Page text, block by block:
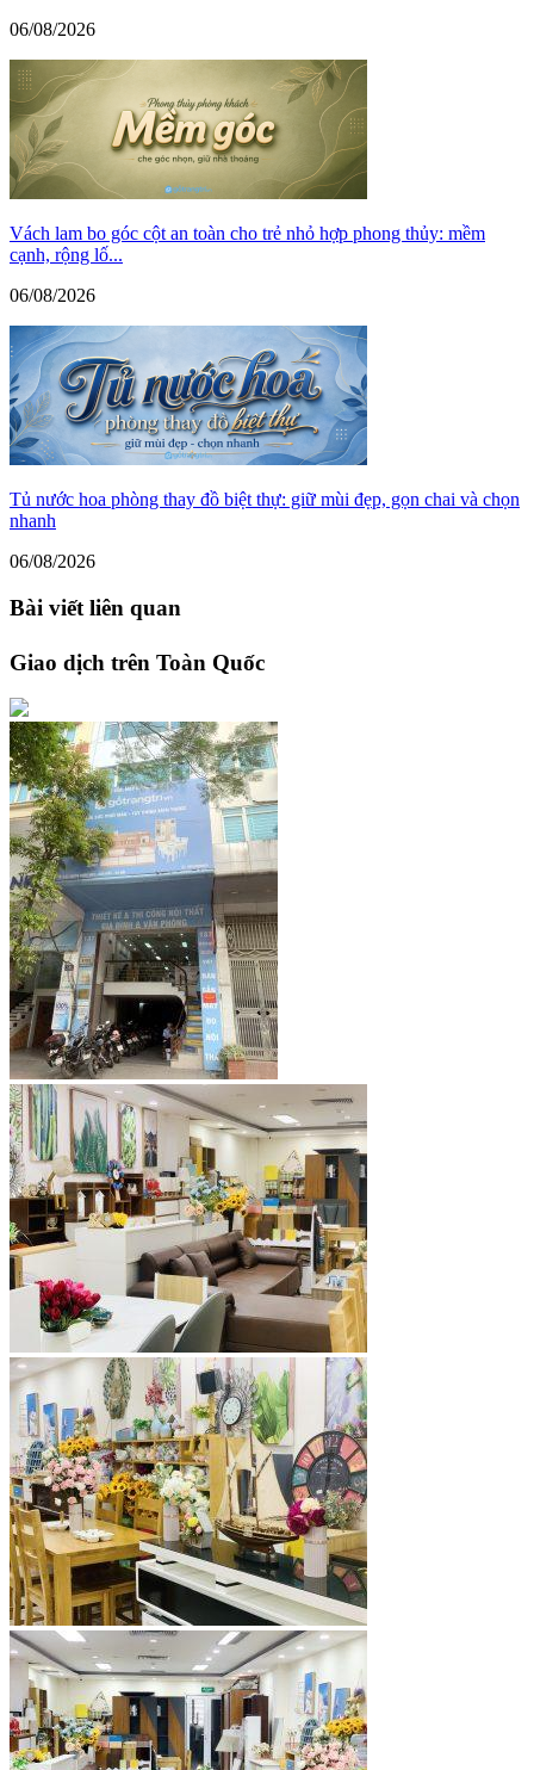
06/08/2026
Vách lam bo góc cột an toàn cho trẻ nhỏ hợp phong thủy: mềm
cạnh, rộng lố...
06/08/2026
Tủ nước hoa phòng thay đồ biệt thự: giữ mùi đẹp, gọn chai và chọn
nhanh
06/08/2026
Bài viết liên quan
Giao dịch trên Toàn Quốc